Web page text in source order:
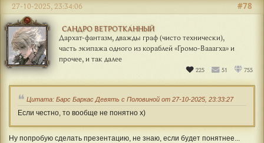
САНДРО ВЕТРОТКАННЫЙ
Дархат-фантазм, дважды граф (чисто технически),
часть экипажа одного из кораблей «Громо-Вааагха» и
прочее, и так далее
225 51 755
#78
27-10-2025, 23:34:06
Цитата: Барс Баркас Девять с Половиной от 27-10-2025, 23:33:27
Если честно, то вообще не понятно х)
Ну попробую сделать презентацию, не знаю, если будет понятнее...